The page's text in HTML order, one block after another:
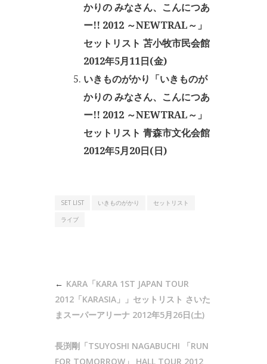
かりの みなさん、こんにつあ
ー!! 2012 ～NEWTRAL～」
セットリスト 苫小牧市民会館
2012年5月11日(金)
いきものがかり「いきものが
かりの みなさん、こんにつあ
ー!! 2012 ～NEWTRAL～」
セットリスト 青森市文化会館
2012年5月20日(日)
SET LIST いきものがかり
セットリスト
ライブ
KARA「KARA 1ST JAPAN TOUR
2012「KARASIA」」セットリスト さいた
まスーパーアリーナ 2012年5月26日(土)
長渕剛「TSUYOSHI NAGABUCHI 「RUN
FOR TOMORROW」 HALL TOUR 2012